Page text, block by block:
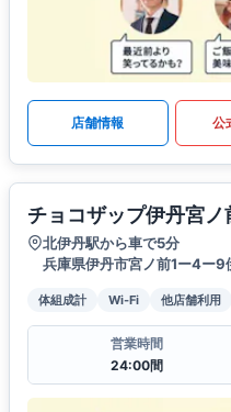
店舗情報 公
チョコザップ伊丹宮ノ
北伊丹駅から車で5分
兵庫県伊丹市宮ノ前1ー4ー9
体組成計 Wi-Fi 他店舗利用
営業時間
24:00間